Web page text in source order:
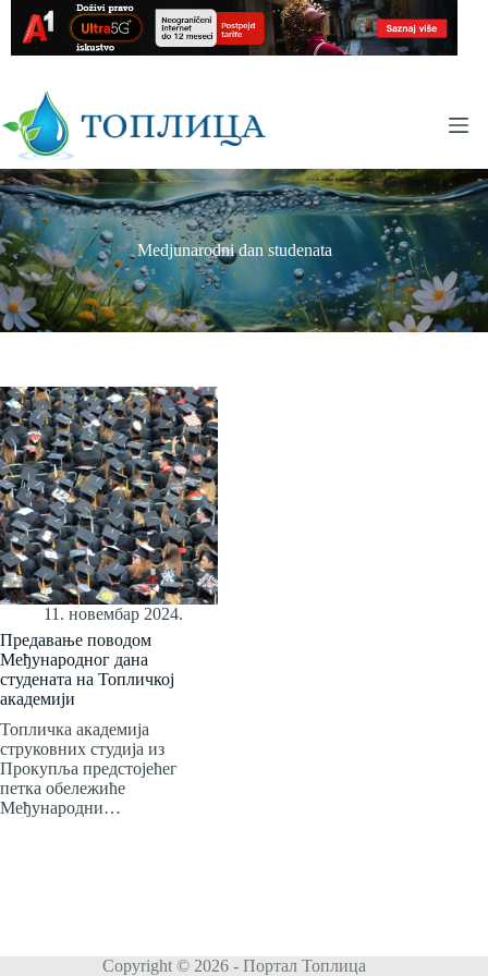
content
Medjunarodni dan studenata
11. новембар 2024.
Предавање поводом
Међународног дана
студената на Топличкој
академији
Топличка академија
струковних студија из
Прокупља предстојећег
петка обележиће
Међународни…
Copyright © 2026 - Портал Топлица